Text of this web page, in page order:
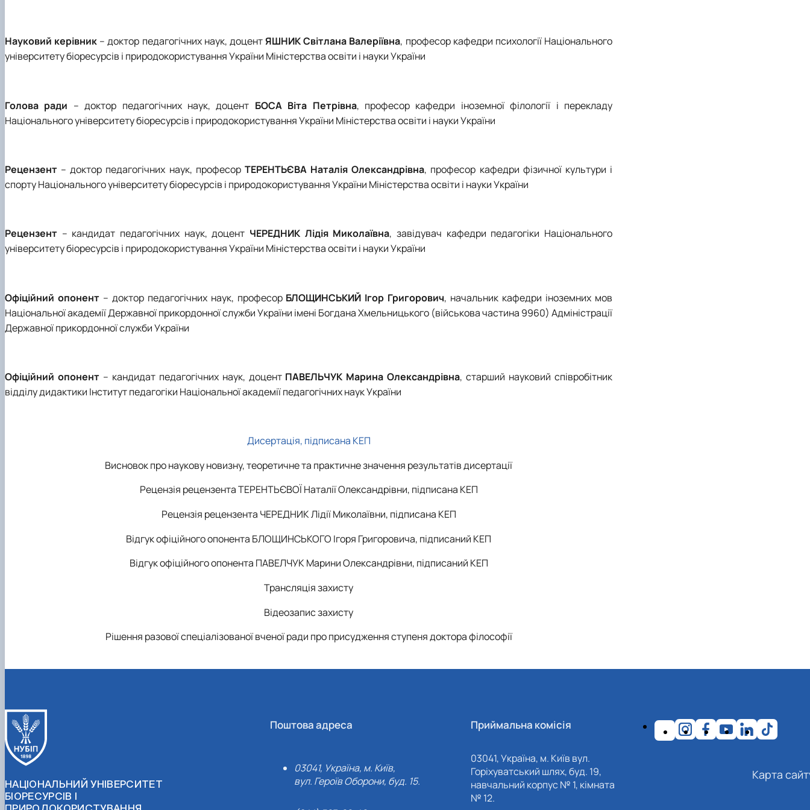
Науковий керівник – доктор педагогічних наук, доцентЯШНИК Світлана Валеріївна, професор кафедри психології Національного
університету біоресурсів і природокористування України Міністерства освіти і науки України
Голова ради – доктор педагогічних наук, доцент БОСА Віта Петрівна, професор кафедри іноземної філології і перекладу
Національного університету біоресурсів і природокористування України Міністерства освіти і науки України
Рецензент – доктор педагогічних наук, професор ТЕРЕНТЬЄВА Наталія Олександрівна, професор кафедри фізичної культури і
спорту Національного університету біоресурсів і природокористування України Міністерства освіти і науки України
Рецензент – кандидат педагогічних наук, доцент ЧЕРЕДНИК Лідія Миколаївна, завідувач кафедри педагогіки Національного
університету біоресурсів і природокористування України Міністерства освіти і науки України
Офіційний опонент– доктор педагогічних наук, професор БЛОЩИНСЬКИЙ Ігор Григорович, начальник кафедри іноземних мов
Національної академії Державної прикордонної служби України імені Богдана Хмельницького (військова частина 9960) Адміністрації
Державної прикордонної служби України
Офіційний опонент– кандидат педагогічних наук, доцентПАВЕЛЬЧУК Марина Олександрівна, старший науковий співробітник
відділу дидактики Інститут педагогіки Національної академії педагогічних наук України
Дисертація, підписана КЕП
Висновок про наукову новизну, теоретичне та практичне значення результатів дисертації
Рецензія рецензента ТЕРЕНТЬЄВОЇ Наталії Олександрівни, підписана КЕП
Рецензія рецензента ЧЕРЕДНИК Лідії Миколаївни, підписана КЕП
Відгук офіційного опонента БЛОЩИНСЬКОГО Ігоря Григоровича, підписаний КЕП
Відгук офіційного опонента ПАВЕЛЧУК Марини Олександрівни, підписаний КЕП
Трансляція захисту
Відеозапис захисту
Рішення разової спеціалізованої вченої ради про присудження ступеня доктора філософії
НАЦІОНАЛЬНИЙ УНІВЕРСИТЕТ
БІОРЕСУРСІВ І
Поштова адреса
03041, Україна, м. Київ,
вул. Героїв Оборони, буд. 15.
Приймальна комісія
03041, Україна, м. Київ вул.
Горіхуватський шлях, буд. 19,
навчальний корпус № 1, кімната
№ 12.
Карта